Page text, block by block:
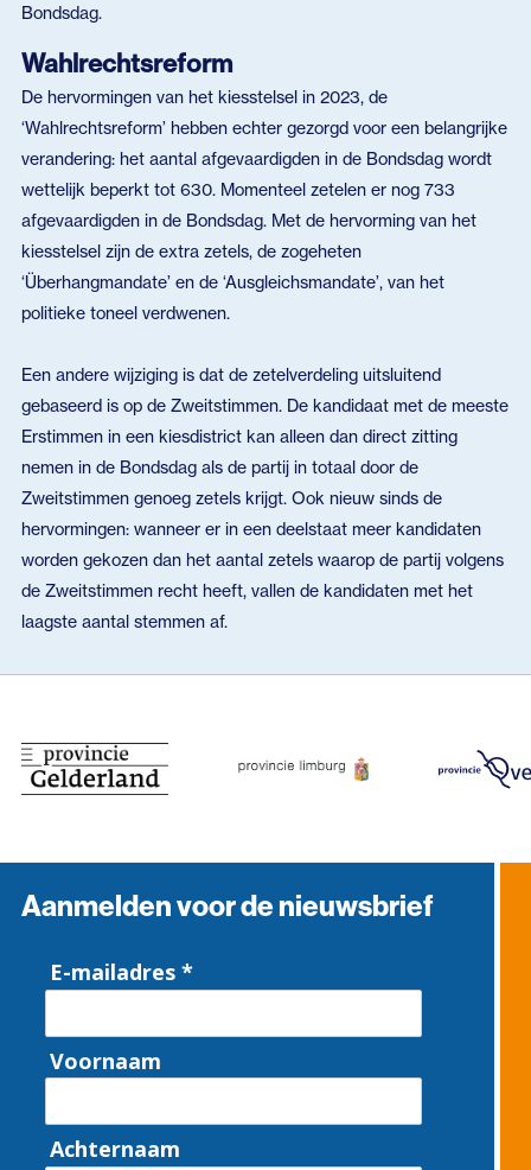
Bondsdag.
Wahlrechtsreform
De hervormingen van het kiesstelsel in 2023, de
‘Wahlrechtsreform’ hebben echter gezorgd voor een belangrijke
verandering: het aantal afgevaardigden in de Bondsdag wordt
wettelijk beperkt tot 630. Momenteel zetelen er nog 733
afgevaardigden in de Bondsdag. Met de hervorming van het
kiesstelsel zijn de extra zetels, de zogeheten
‘Überhangmandate’ en de ‘Ausgleichsmandate’, van het
politieke toneel verdwenen.
Een andere wijziging is dat de zetelverdeling uitsluitend
gebaseerd is op de Zweitstimmen. De kandidaat met de meeste
Erstimmen in een kiesdistrict kan alleen dan direct zitting
nemen in de Bondsdag als de partij in totaal door de
Zweitstimmen genoeg zetels krijgt. Ook nieuw sinds de
hervormingen: wanneer er in een deelstaat meer kandidaten
worden gekozen dan het aantal zetels waarop de partij volgens
de Zweitstimmen recht heeft, vallen de kandidaten met het
laagste aantal stemmen af.
Aanmelden voor de nieuwsbrief
E-mailadres *
Voornaam
Achternaam